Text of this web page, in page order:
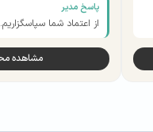
پاسخ مدیر
از اعتماد شما سپاسگزاریم.
مشاهده